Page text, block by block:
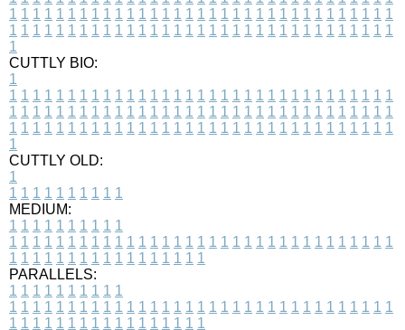
1 1 1 1 1 1 1 1 1 1 1 1 1 1 1 1 1 1 1 1 1 1 1 1 1 1 1 1 1 1 1 1 1
1 1 1 1 1 1 1 1 1 1 1 1 1 1 1 1 1 1 1 1 1 1 1 1 1 1 1 1 1 1 1 1 1
1
CUTTLY BIO:
1
1 1 1 1 1 1 1 1 1 1 1 1 1 1 1 1 1 1 1 1 1 1 1 1 1 1 1 1 1 1 1 1 1
1 1 1 1 1 1 1 1 1 1 1 1 1 1 1 1 1 1 1 1 1 1 1 1 1 1 1 1 1 1 1 1 1
1 1 1 1 1 1 1 1 1 1 1 1 1 1 1 1 1 1 1 1 1 1 1 1 1 1 1 1 1 1 1 1 1
1
CUTTLY OLD:
1
1 1 1 1 1 1 1 1 1 1
MEDIUM:
1 1 1 1 1 1 1 1 1 1
1 1 1 1 1 1 1 1 1 1 1 1 1 1 1 1 1 1 1 1 1 1 1 1 1 1 1 1 1 1 1 1 1
1 1 1 1 1 1 1 1 1 1 1 1 1 1 1 1 1
PARALLELS:
1 1 1 1 1 1 1 1 1 1
1 1 1 1 1 1 1 1 1 1 1 1 1 1 1 1 1 1 1 1 1 1 1 1 1 1 1 1 1 1 1 1 1
1 1 1 1 1 1 1 1 1 1 1 1 1 1 1 1 1